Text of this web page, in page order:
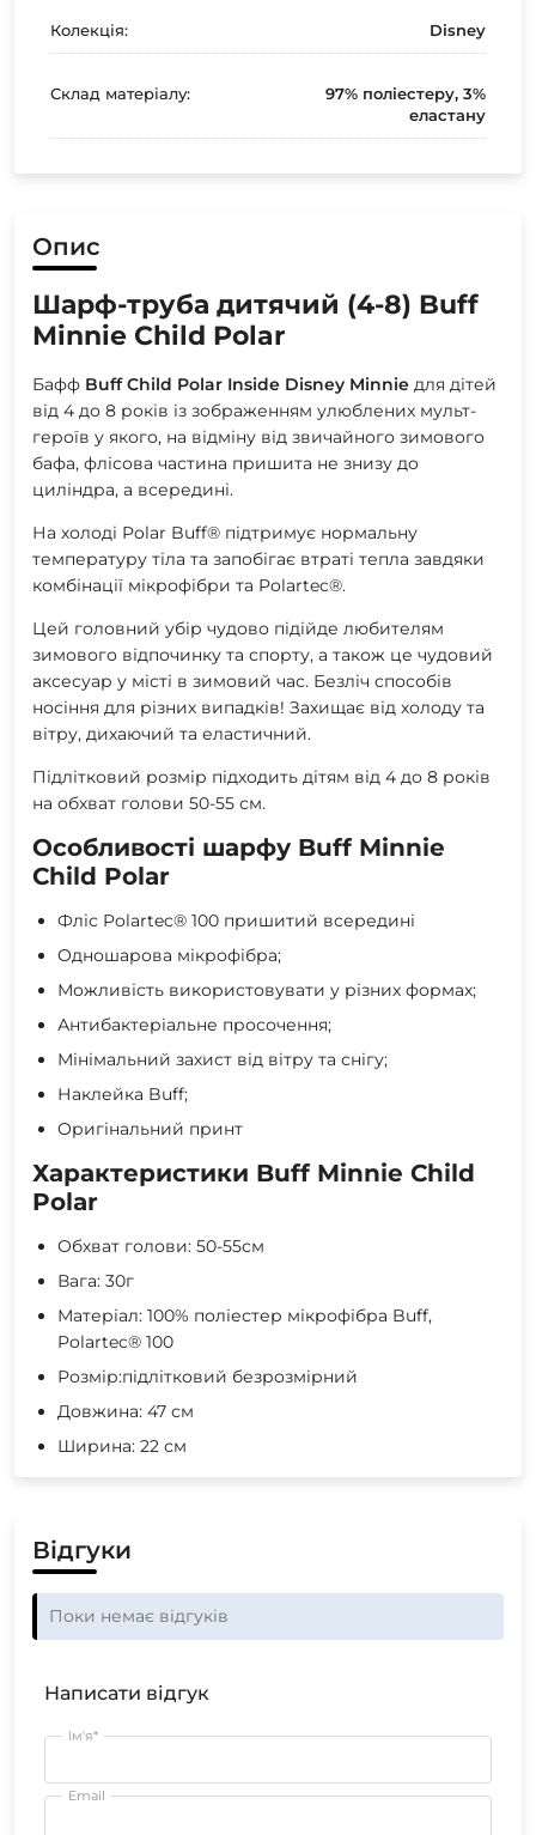
Колекція: Disney
Склад матеріалу:
97% поліестеру, 3%
еластану
Опис
Шарф-труба дитячий (4-8) Buff
Minnie Child Polar
Бафф Buff Child Polar Inside Disney Minnie для дітей
від 4 до 8 років із зображенням улюблених мульт-
героїв у якого, на відміну від звичайного зимового
бафа, флісова частина пришита не знизу до
циліндра, а всередині.
На холоді Polar Buff® підтримує нормальну
температуру тіла та запобігає втраті тепла завдяки
комбінації мікрофібри та Polartec®.
Цей головний убір чудово підійде любителям
зимового відпочинку та спорту, а також це чудовий
аксесуар у місті в зимовий час. Безліч способів
носіння для різних випадків! Захищає від холоду та
вітру, дихаючий та еластичний.
Підлітковий розмір підходить дітям від 4 до 8 років
на обхват голови 50-55 см.
Особливості шарфу Buff Minnie
Child Polar
Фліс Polartec® 100 пришитий всередині
Одношарова мікрофібра;
Можливість використовувати у різних формах;
Антибактеріальне просочення;
Мінімальний захист від вітру та снігу;
Наклейка Buff;
Оригінальний принт
Характеристики Buff Minnie Child
Polar
Обхват голови: 50-55см
Вага: 30г
Матеріал: 100% поліестер мікрофібра Buff,
Polartec® 100
Розмір:підлітковий безрозмірний
Довжина: 47 см
Ширина: 22 см
Відгуки
Поки немає відгуків
Написати відгук
Ім'я*
Email